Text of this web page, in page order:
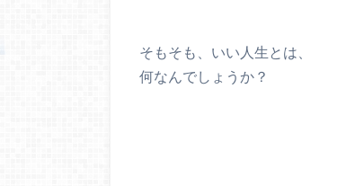
そもそも、いい人生とは、
何なんでしょうか？